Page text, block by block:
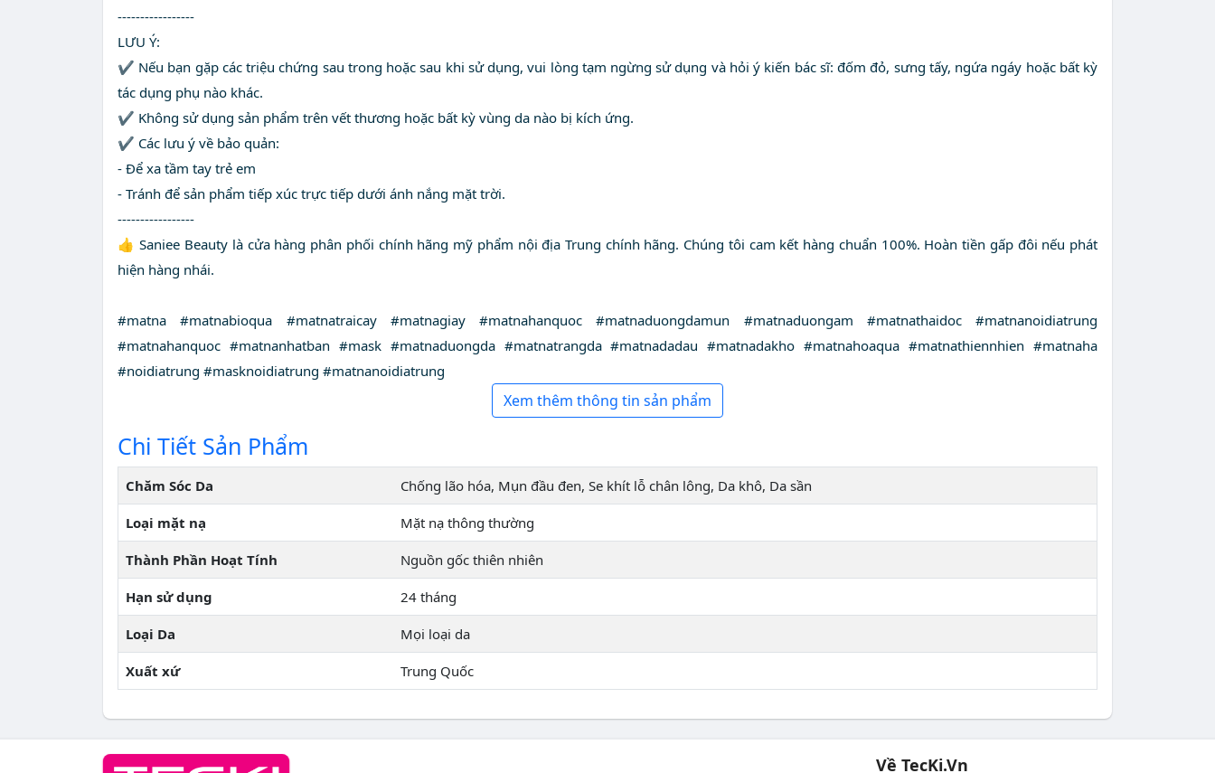
-----------------
LƯU Ý:
✔ Nếu bạn gặp các triệu chứng sau trong hoặc sau khi sử dụng, vui lòng tạm ngừng sử dụng và hỏi ý kiến bác sĩ: đốm đỏ, sưng tấy, ngứa ngáy hoặc bất kỳ
tác dụng phụ nào khác.
✔ Không sử dụng sản phẩm trên vết thương hoặc bất kỳ vùng da nào bị kích ứng.
✔ Các lưu ý về bảo quản:
- Để xa tầm tay trẻ em
- Tránh để sản phẩm tiếp xúc trực tiếp dưới ánh nắng mặt trời.
-----------------
👍 Saniee Beauty là cửa hàng phân phối chính hãng mỹ phẩm nội địa Trung chính hãng. Chúng tôi cam kết hàng chuẩn 100%. Hoàn tiền gấp đôi nếu phát
hiện hàng nhái.
#matna #matnabioqua #matnatraicay #matnagiay #matnahanquoc #matnaduongdamun #matnaduongam #matnathaidoc #matnanoidiatrung
#matnahanquoc #matnanhatban #mask #matnaduongda #matnatrangda #matnadadau #matnadakho #matnahoaqua #matnathiennhien #matnaha
#noidiatrung #masknoidiatrung #matnanoidiatrung
Xem thêm thông tin sản phẩm
Chi Tiết Sản Phẩm
Chăm Sóc Da Chống lão hóa, Mụn đầu đen, Se khít lỗ chân lông, Da khô, Da sần
Loại mặt nạ Mặt nạ thông thường
Thành Phần Hoạt Tính Nguồn gốc thiên nhiên
Hạn sử dụng 24 tháng
Loại Da Mọi loại da
Xuất xứ Trung Quốc
Về TecKi.Vn